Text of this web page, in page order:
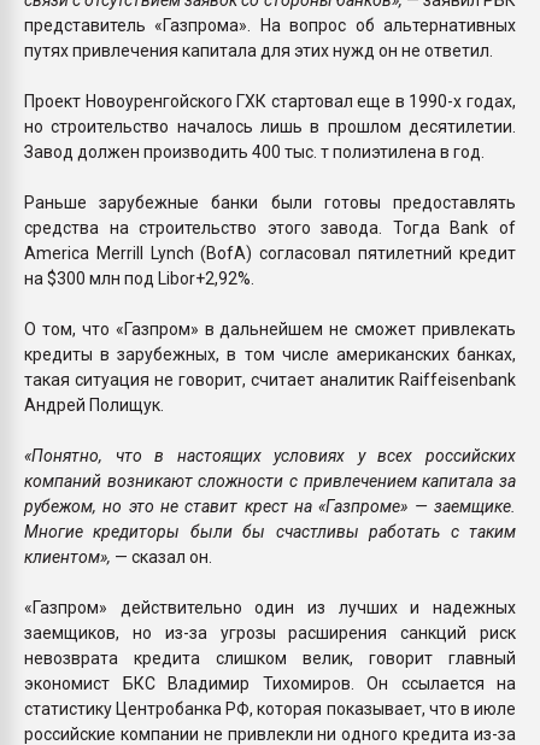
представитель «Газпрома». На вопрос об альтернативных
путях привлечения капитала для этих нужд он не ответил.
Проект Новоуренгойского ГХК стартовал еще в 1990-х годах,
но строительство началось лишь в прошлом десятилетии.
Завод должен производить 400 тыс. т полиэтилена в год.
Раньше зарубежные банки были готовы предоставлять
средства на строительство этого завода. Тогда Bank of
America Merrill Lynch (BofA) согласовал пятилетний кредит
на $300 млн под Libor+2,92%.
О том, что «Газпром» в дальнейшем не сможет привлекать
кредиты в зарубежных, в том числе американских банках,
такая ситуация не говорит, считает аналитик Raiffeisenbank
Андрей Полищук.
«Понятно, что в настоящих условиях у всех российских
компаний возникают сложности с привлечением капитала за
рубежом, но это не ставит крест на «Газпроме» — заемщике.
Многие кредиторы были бы счастливы работать с таким
клиентом», — сказал он.
«Газпром» действительно один из лучших и надежных
заемщиков, но из-за угрозы расширения санкций риск
невозврата кредита слишком велик, говорит главный
экономист БКС Владимир Тихомиров. Он ссылается на
статистику Центробанка РФ, которая показывает, что в июле
российские компании не привлекли ни одного кредита из-за